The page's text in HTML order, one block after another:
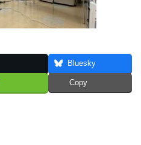
Bluesky
Copy